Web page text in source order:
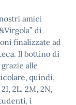
amici
di
finalizzate ad
Il bottino di
alle
quindi,
2L, 2M, 2N,
i